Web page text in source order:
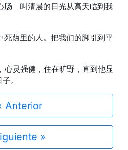
肠，叫清晨的日光从高天临到我
死荫里的人。把我们的脚引到平
心灵强健，住在旷野，直到他显
。
Anterior
»